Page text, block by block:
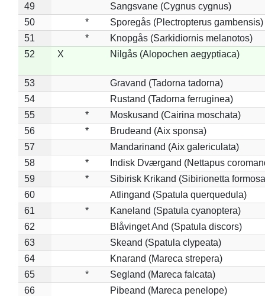
49
Sangsvane (Cygnus cygnus)
50
*
Sporegås (Plectropterus gambensis)
51
*
Knopgås (Sarkidiornis melanotos)
52
X Nilgås (Alopochen aegyptiaca)
53
Gravand (Tadorna tadorna)
54
Rustand (Tadorna ferruginea)
55
*
Moskusand (Cairina moschata)
56
*
Brudeand (Aix sponsa)
57
Mandarinand (Aix galericulata)
58
*
Indisk Dværgand (Nettapus
59
*
Sibirisk Krikand (Sibirionetta
60
Atlingand (Spatula querquedula)
61
*
Kaneland (Spatula cyanoptera)
62
Blåvinget And (Spatula discors)
63
Skeand (Spatula clypeata)
64
Knarand (Mareca strepera)
65
*
Segland (Mareca falcata)
66
Pibeand (Mareca penelope)